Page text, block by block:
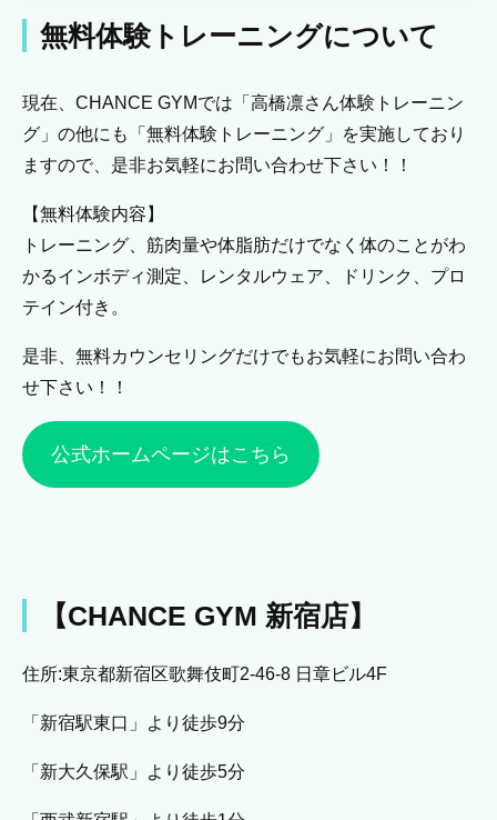
無料体験トレーニングについて
現在、CHANCE GYMでは「高橋凛さん体験トレーニン
グ」の他にも「無料体験トレーニング」を実施しており
ますので、是非お気軽にお問い合わせ下さい！！
【無料体験内容】
トレーニング、筋肉量や体脂肪だけでなく体のことがわ
かるインボディ測定、レンタルウェア、ドリンク、プロ
テイン付き。
是非、無料カウンセリングだけでもお気軽にお問い合わ
せ下さい！！
公式ホームページはこちら
【CHANCE GYM 新宿店】
住所:東京都新宿区歌舞伎町2-46-8 日章ビル4F
「新宿駅東口」より徒歩9分
「新大久保駅」より徒歩5分